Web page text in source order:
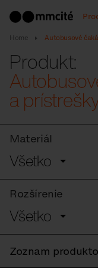
Home Autobusové
Produkt:
a
Materiál
Všetko
Rozšírenie
Všetko
Zoznam